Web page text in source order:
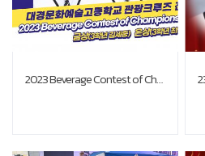
2023 Beverage Contest of Championship 금상 및 은상 수상